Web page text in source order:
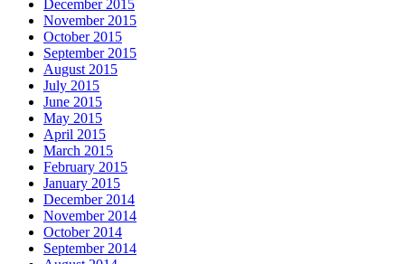
December 2015
November 2015
October 2015
September 2015
August 2015
July 2015
June 2015
May 2015
April 2015
March 2015
February 2015
January 2015
December 2014
November 2014
October 2014
September 2014